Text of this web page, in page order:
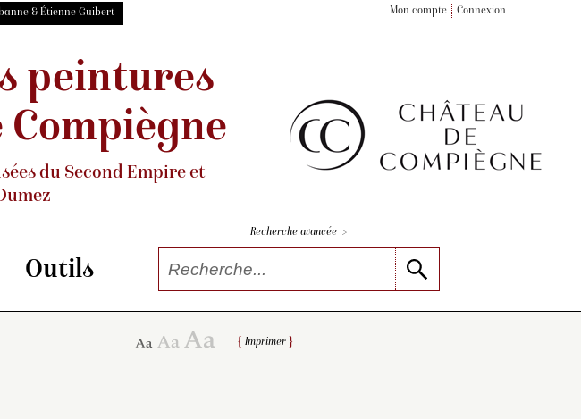
& Étienne Guibert Mon compte Connexion
peintures
du Second Empire et
Outils
Recherche avancée >
Imprimer